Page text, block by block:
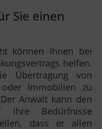
Sie einen
können Ihnen bei
helfen.
Übertragung von
oder Immobilien zu
Anwalt kann den
Ihre Bedürfnisse
dass er allen